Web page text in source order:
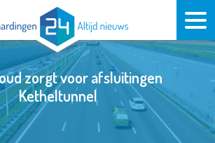
zorgt voor afsluitingen
Ketheltunnel